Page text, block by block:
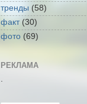
тренды (58)
факт (30)
фото (69)
РЕКЛАМА